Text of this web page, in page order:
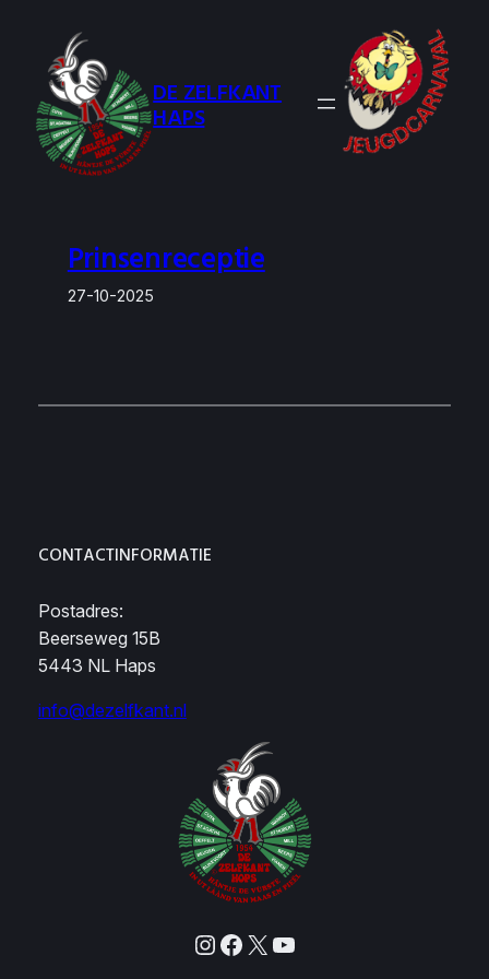
inhoud
DE ZELFKANT
HAPS
Prinsenreceptie
27-10-2025
CONTACTINFORMATIE
Postadres:
Beerseweg 15B
5443 NL Haps
info@dezelfkant.nl
InstagramFacebook X YouTube